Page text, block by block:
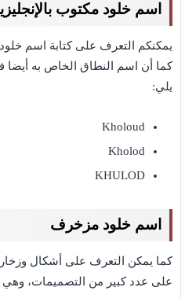
اسم خلود مكتوب
يمكنكم التعرف على كتابة اسم خلود
كما أن اسم النطاق الخاص به أيضا
يلي:
Kholoud
Kholod
KHULOD
اسم خلود مزخرف
كما يمكن التعرف على أشكال
على عدد كبير من التصميمات، وهي